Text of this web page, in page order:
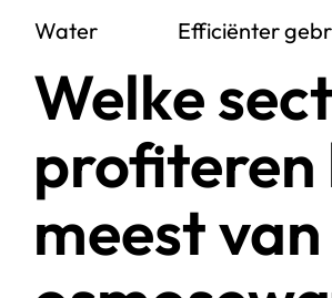
Water
Efficiënter
Welke
profiteren
meest van